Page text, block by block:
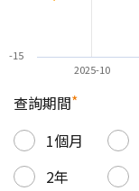
2025-10
-15
查詢期間*
1個月
2年